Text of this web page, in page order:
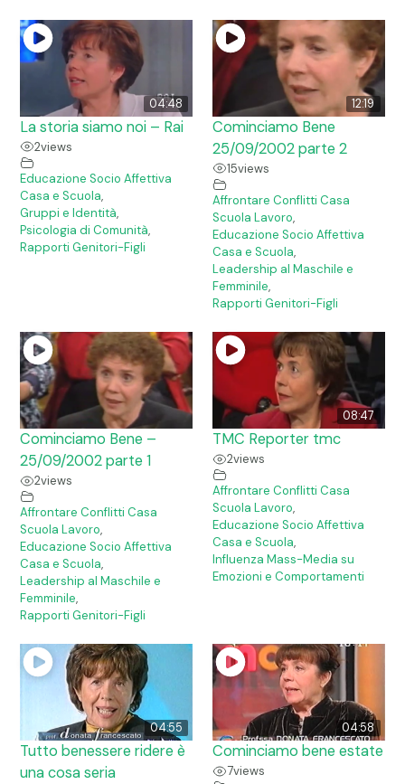
04:48
La storia siamo noi – Rai
2views
Educazione Socio Affettiva
Casa e Scuola,
Gruppi e Identità,
Psicologia di Comunità,
Rapporti Genitori-Figli
12:19
Cominciamo Bene
25/09/2002 parte 2
15views
Affrontare Conflitti Casa
Scuola Lavoro,
Educazione Socio Affettiva
Casa e Scuola,
Leadership al Maschile e
Femminile,
Rapporti Genitori-Figli
Cominciamo Bene –
25/09/2002 parte 1
2views
Affrontare Conflitti Casa
Scuola Lavoro,
Educazione Socio Affettiva
Casa e Scuola,
Leadership al Maschile e
Femminile,
Rapporti Genitori-Figli
08:47
TMC Reporter tmc
2views
Affrontare Conflitti Casa
Scuola Lavoro,
Educazione Socio Affettiva
Casa e Scuola,
Influenza Mass-Media su
Emozioni e Comportamenti
04:55
Tutto benessere ridere è
una cosa seria
04:58
Cominciamo bene estate
7views